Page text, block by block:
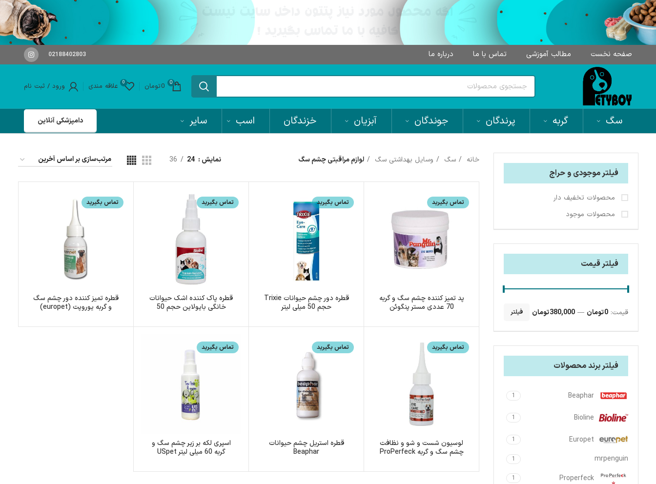
صفحه نخست مطالب آموزشی تماس با ما درباره ما 02188402803
0
0تومان 0 علاقه مندی ورود / ثبت نام
سگ گربه پرندگان جوندگان آبزیان خزندگان اسب سایر دامپزشکی آنلاین
فیلتر موجودی و حراج
محصولات تخفیف دار
محصولات موجود
فیلتر قیمت
فیلتر قیمت: 0 تومان — 380,000 تومان
فیلتر برند محصولات
Beaphar
1
Bioline
1
Europet
1
mrpenguin
1
Properfeck
1
خانه سگ وسایل بهداشتی سگ لوازم مراقبتی چشم سگ نمایش 24
36
تماس بگیرید
پد تمیز کننده چشم سگ و گربه
70 عددی مستر پنگوئن
تماس بگیرید
قطره دور چشم حیوانات Trixie
حجم 50 میلی لیتر
تماس بگیرید
قطره پاک کننده اشک حیوانات
خانگی بایولاین حجم 50
تماس بگیرید
قطره تمیز کننده دور چشم سگ
و گربه یوروپت (europet)
تماس بگیرید
لوسیون شست و شو و نظافت
چشم سگ و گربه ProPerfeck
تماس بگیرید
قطره استریل چشم حیوانات
Beaphar
تماس بگیرید
اسپری لکه بر زیر چشم سگ و
گربه 60 میلی لیتر USpet